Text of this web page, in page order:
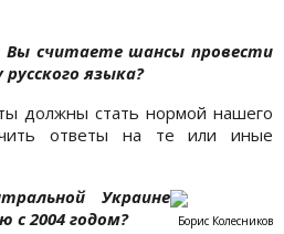
Вы считаете шансы провести
языка?
должны стать нормой нашего
ответы на те или иные
Борис Колесникoв
Украине
с 2004 годом?